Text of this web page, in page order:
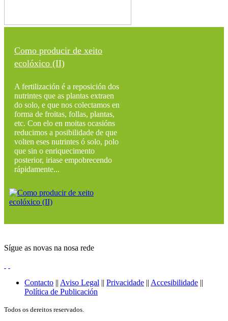
Como producir de xeito
ecolóxico (II)
A fertilización é a reposición dos
nutrintes que as plantas extraen
do solo, e que nos colectamos en
forma de froitas, follas, plantas,
etc. Con elo en moitas ocasións
reducimos a posibilidade de que
volten eses nutrintes ó solo, polo
que sin o enriquecimento
posterior, iriase empobrecendo
rápidamente...
Sígue as novas na nosa rede
Contacto || Aviso Legal || Privacidade || Accesibilidade ||
Política de Publicación
Todos os dereitos reservados.